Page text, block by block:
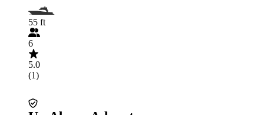
55 ft
6
5.0
(1)